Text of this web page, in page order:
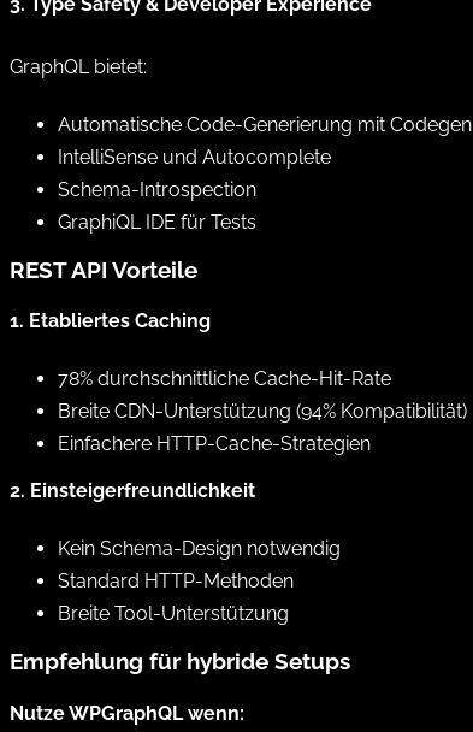
GraphQL bietet:
Automatische Code-Generierung mit Codegen
IntelliSense und Autocomplete
Schema-Introspection
GraphiQL IDE für Tests
REST API Vorteile
1. Etabliertes Caching
78% durchschnittliche Cache-Hit-Rate
Breite CDN-Unterstützung (94% Kompatibilität)
Einfachere HTTP-Cache-Strategien
2. Einsteigerfreundlichkeit
Kein Schema-Design notwendig
Standard HTTP-Methoden
Breite Tool-Unterstützung
Empfehlung für hybride Setups
Nutze WPGraphQL wenn: